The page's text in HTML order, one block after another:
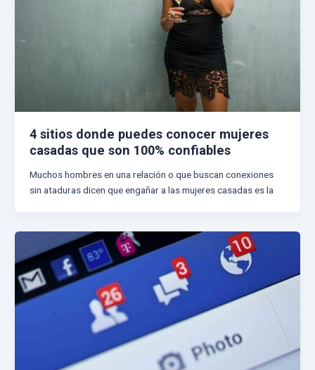
4 sitios donde puedes conocer mujeres
casadas que son 100% confiables
Muchos hombres en una relación o que buscan conexiones
sin ataduras dicen que engañar a las mujeres casadas es la